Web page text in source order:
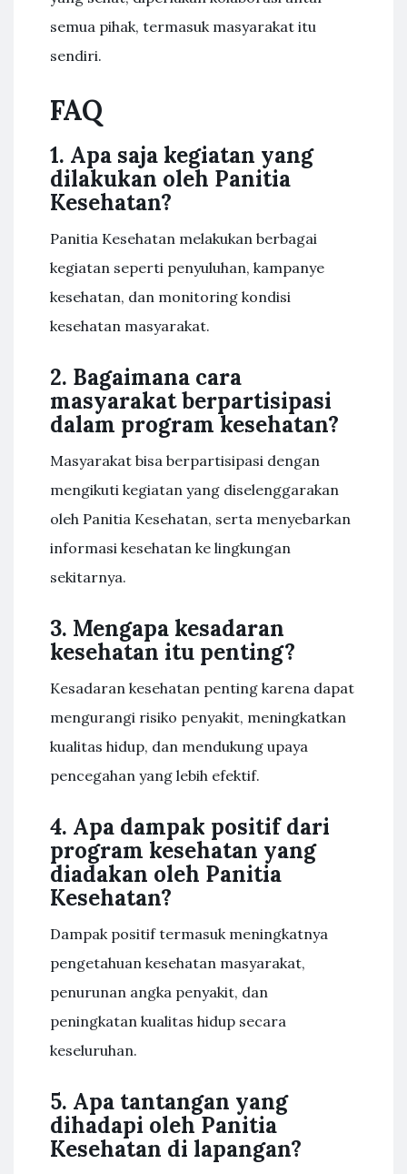
semua pihak, termasuk masyarakat itu
sendiri.
FAQ
1. Apa saja kegiatan yang
dilakukan oleh Panitia
Kesehatan?
Panitia Kesehatan melakukan berbagai
kegiatan seperti penyuluhan, kampanye
kesehatan, dan monitoring kondisi
kesehatan masyarakat.
2. Bagaimana cara
masyarakat berpartisipasi
dalam program kesehatan?
Masyarakat bisa berpartisipasi dengan
mengikuti kegiatan yang diselenggarakan
oleh Panitia Kesehatan, serta menyebarkan
informasi kesehatan ke lingkungan
sekitarnya.
3. Mengapa kesadaran
kesehatan itu penting?
Kesadaran kesehatan penting karena dapat
mengurangi risiko penyakit, meningkatkan
kualitas hidup, dan mendukung upaya
pencegahan yang lebih efektif.
4. Apa dampak positif dari
program kesehatan yang
diadakan oleh Panitia
Kesehatan?
Dampak positif termasuk meningkatnya
pengetahuan kesehatan masyarakat,
penurunan angka penyakit, dan
peningkatan kualitas hidup secara
keseluruhan.
5. Apa tantangan yang
dihadapi oleh Panitia
Kesehatan di lapangan?